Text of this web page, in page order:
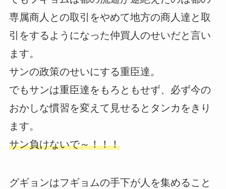
専属商人との取引をやめて地方の商人達と取
引をするようになった仲買人のせいだと言い
ます。
サンの政策のせいにする重臣達。
でもサンは重臣達をもろともせず、必ず今の
おかしな慣習を変えて見せるとタンカをきり
ます。
サン負けないで～！！！
グギョンはフギョムの手下が人を集めること